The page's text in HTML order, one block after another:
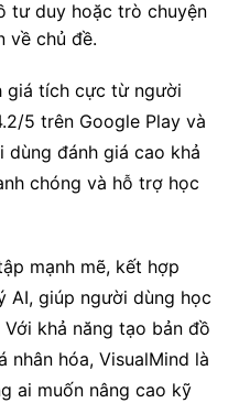
tư duy hoặc trò chuyện
về chủ đề.
giá tích cực từ người
5 trên Google Play và
đánh giá cao khả
chóng và hỗ trợ học
mạnh mẽ, kết hợp
giúp người dùng học
khả năng tạo bản đồ
hóa, VisualMind là
ai muốn nâng cao kỹ